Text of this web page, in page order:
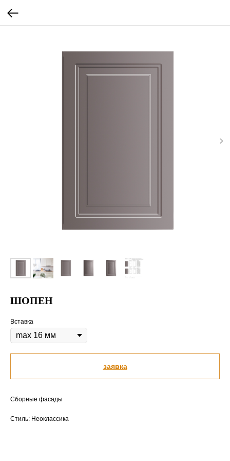
ШОПЕН
Вставка
заявка
Сборные фасады
Стиль: Неоклассика